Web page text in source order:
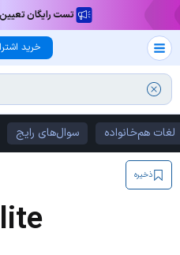
تست رایگان
خرید
لغات هم‌خانواده سوال‌های رایج
ذخیره